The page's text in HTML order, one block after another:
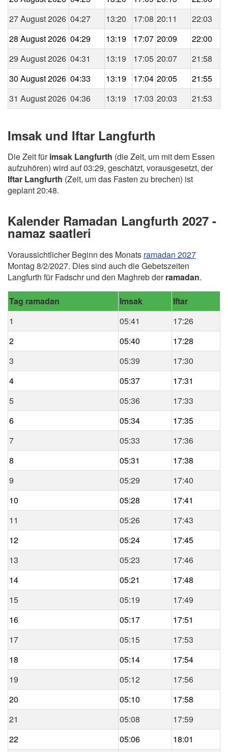
27 August 2026 04:27 13:20 17:08 20:11
22:03
28 August 2026 04:29 13:19 17:07 20:09
22:00
29 August 2026 04:31 13:19 17:05 20:07
21:58
30 August 2026 04:33 13:19 17:04 20:05
21:55
31 August 2026 04:36 13:19 17:03 20:03 21:53
Imsak und Iftar Langfurth
Die Zeit fürimsak Langfurth (die Zeit, um mit dem Essen
aufzuhören) wird auf 03:29, geschätzt, vorausgesetzt, der
Iftar Langfurth (Zeit, um das Fasten zu brechen) ist
geplant 20:48.
Kalender Ramadan Langfurth 2027 -
namaz saatleri
Voraussichtlicher Beginn des Monats ramadan 2027
Montag 8/2/2027. Dies sind auch die Gebetszeiten
Langfurth für Fadschr und den Maghreb derramadan.
Tag ramadan Imsak
Iftar
1
05:41
17:26
2
05:40
17:28
3
05:39
17:30
4
05:37
17:31
5
05:36
17:33
6
05:34
17:35
7
05:33
17:36
8
05:31
17:38
9
05:29
17:40
10
05:28
17:41
11
05:26
17:43
12
05:24
17:45
13
05:23
17:46
14
05:21
17:48
15
05:19
17:49
16
05:17
17:51
17
05:15
17:53
18
05:14
17:54
19
05:12
17:56
20
05:10
17:58
21
05:08
17:59
22
05:06
18:01